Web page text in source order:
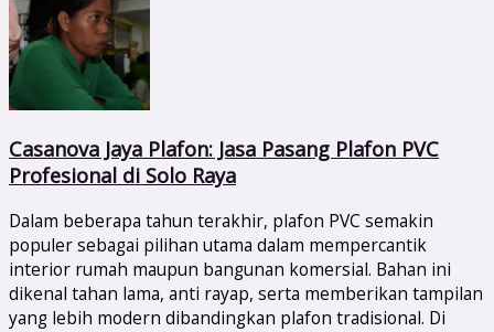
Casanova Jaya Plafon: Jasa Pasang Plafon PVC
Profesional di Solo Raya
Dalam beberapa tahun terakhir, plafon PVC semakin
populer sebagai pilihan utama dalam mempercantik
interior rumah maupun bangunan komersial. Bahan ini
dikenal tahan lama, anti rayap, serta memberikan tampilan
yang lebih modern dibandingkan plafon tradisional. Di